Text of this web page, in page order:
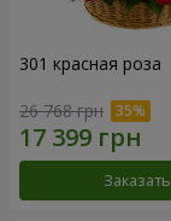
301 красная роза
26 768 грн
Заказать